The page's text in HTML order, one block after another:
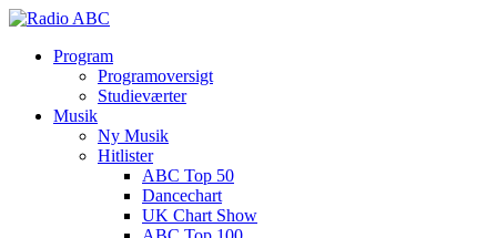
Program
Programoversigt
Studieværter
Musik
Ny Musik
Hitlister
ABC Top 50
Dancechart
UK Chart Show